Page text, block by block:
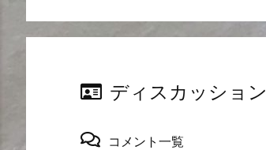
ディスカッション
コメント一覧